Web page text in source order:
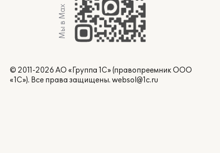
Мы в Max
© 2011-2026 АО «Группа 1С» (правопреемник ООО
«1С»). Все права защищены. websol@1c.ru